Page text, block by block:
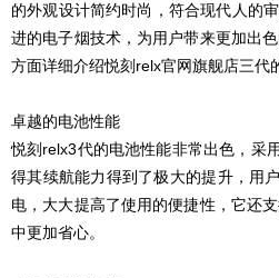
的外观设计简约时尚，符合现代人的
进的电子烟技术，为用户带来更加出
方面详细介绍悦刻relx官网旗舰店三代
卓越的电池性能
悦刻relx3代的电池性能非常出色，采
得其续航能力得到了极大的提升，用
电，大大提高了使用的便捷性，它还
中更加省心。